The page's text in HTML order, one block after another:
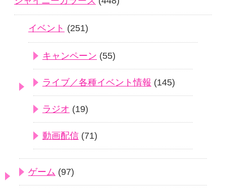
イベント (251)
キャンペーン (55)
ライブ／各種イベント情報 (145)
ラジオ (19)
動画配信 (71)
ゲーム (97)